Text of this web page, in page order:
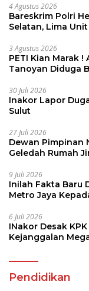
4 Agustus 2026
Bareskrim Polri
Selatan, Lima
3 Agustus 2026
PETI Kian Marak !
Tanoyan Diduga
30 Juli 2026
Inakor Lapor
Sulut
27 Juli 2026
Dewan Pimpinan
Geledah Rumah
9 Juli 2026
Inilah Fakta Baru
Metro Jaya
6 Juli 2026
INakor Desak
Kejanggalan
Pendidikan